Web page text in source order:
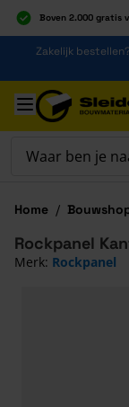
Boven 2.000 gratis
Al 40 jaar dé
Alles onder één dak
Ga naar de inhoud
Zakelijk
Ga naar hoofdinhoud
Home /
Rockpanel
Merk: Rockpanel